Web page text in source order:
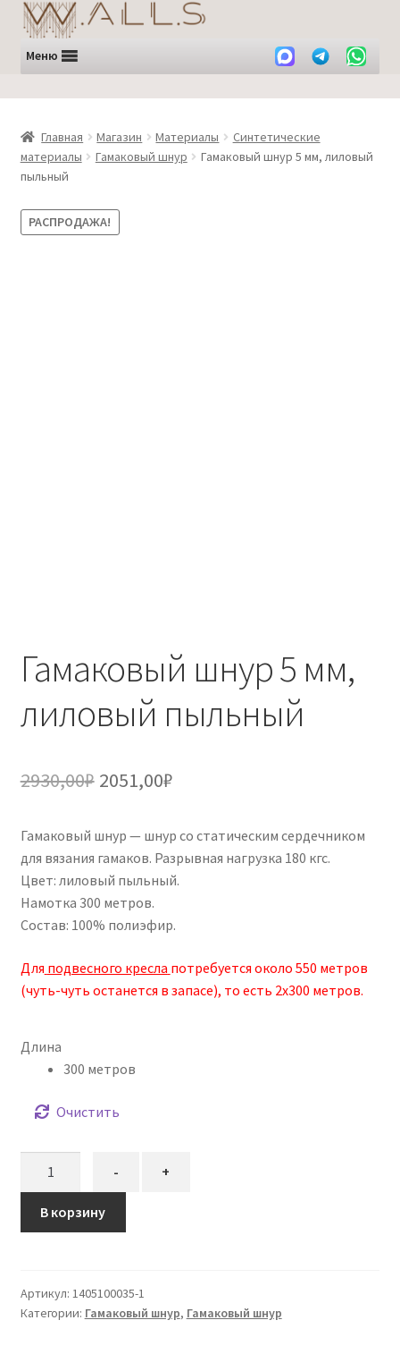
Перейти
к
навигации
Перейти
к
содержимому
Меню
Главная Магазин Материалы
Синтетические
материалы
Гамаковый шнур
Гамаковый шнур 5 мм, лиловый
пыльный
РАСПРОДАЖА!
Гамаковый шнур 5 мм,
лиловый пыльный
2930,00₽ Первоначальная
составляла
2930,00₽.
2051,00₽Текущая
2051,00₽.
Гамаковый шнур — шнур со статическим сердечником
для вязания гамаков. Разрывная нагрузка 180 кгс.
Цвет: лиловый пыльный.
Намотка 300 метров.
Состав: 100% полиэфир.
Для подвесного кресла потребуется около 550 метров
(чуть-чуть останется в запасе), то есть 2х300 метров.
Длина
300 метров
Очистить
Гамаковый
шнур
лиловый
пыльный
- +
В корзину
Артикул: 1405100035-1
Категории: Гамаковый шнур, Гамаковый шнур